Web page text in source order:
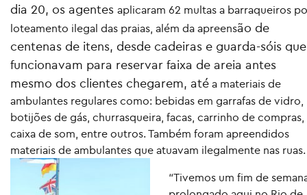
dia 20, os agentes aplicaram 62 multas a barraqueiros
loteamento ilegal das praias, além da apreensão de
centenas de itens, desde cadeiras e guarda-sóis que
funcionavam para reservar faixa de areia antes
mesmo dos clientes chegarem, até a materiais de
ambulantes regulares como: bebidas em garrafas de vidro,
botijões de gás, churrasqueira, facas, carrinho de compras,
caixa de som, entre outros. Também foram apreendidos
materiais de ambulantes que atuavam ilegalmente nas ruas.
“Tivemos um fim de